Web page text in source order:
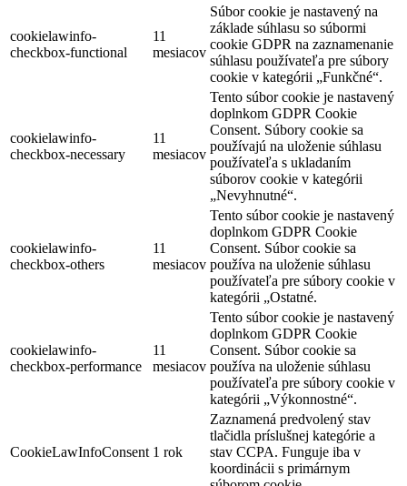
cookielawinfo-
checkbox-functional
11
mesiacov
Súbor cookie je nastavený na
základe súhlasu so súbormi
cookie GDPR na zaznamenanie
súhlasu používateľa pre súbory
cookie v kategórii „Funkčné“.
cookielawinfo-
checkbox-necessary
11
mesiacov
Tento súbor cookie je nastavený
doplnkom GDPR Cookie
Consent. Súbory cookie sa
používajú na uloženie súhlasu
používateľa s ukladaním
súborov cookie v kategórii
„Nevyhnutné“.
cookielawinfo-
checkbox-others
11
mesiacov
Tento súbor cookie je nastavený
doplnkom GDPR Cookie
Consent. Súbor cookie sa
používa na uloženie súhlasu
používateľa pre súbory cookie v
kategórii „Ostatné.
cookielawinfo-
checkbox-performance
11
mesiacov
Tento súbor cookie je nastavený
doplnkom GDPR Cookie
Consent. Súbor cookie sa
používa na uloženie súhlasu
používateľa pre súbory cookie v
kategórii „Výkonnostné“.
CookieLawInfoConsent 1 rok
Zaznamená predvolený stav
tlačidla príslušnej kategórie a
stav CCPA. Funguje iba v
koordinácii s primárnym